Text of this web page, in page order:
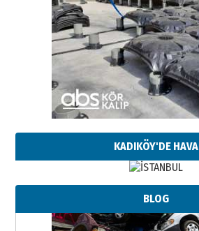
KADIKÖY'DE HAVA
BLOG